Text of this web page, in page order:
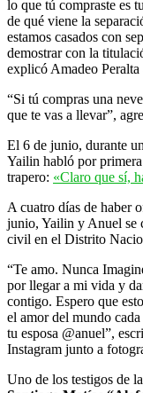
lo que tú compraste es
de qué viene la
estamos casados con
demostrar con la
explicó Amadeo
“Si tú compras una
que te vas a llevar”,
El 6 de junio, durante
Yailin habló por
trapero: «Claro que sí,
A cuatro días de haber
junio, Yailin y Anuel se
civil en el Distrito
“Te amo. Nunca
por llegar a mi vida y
contigo. Espero que
el amor del mundo
tu esposa @anuel”,
Instagram junto a
Uno de los testigos de